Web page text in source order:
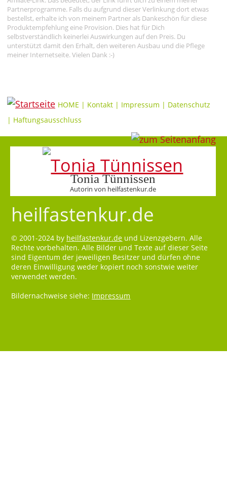
Partnerprogramme. Falls du aufgrund dieser Verlinkung dort etwas
bestellst, erhalte ich von meinem Partner als Dankeschön für diese
Produktempfehlung eine Provision. Dies hat für Dich
selbstverständlich keinerlei Auswirkungen auf den Preis. Du
unterstützt damit den Erhalt, den weiteren Ausbau und die Pflege
meiner Internetseite. Vielen Dank :-)
HOME | Kontakt | Impressum | Datenschutz
| Haftungsausschluss
Tonia Tünnissen
Autorin von heilfastenkur.de
heilfastenkur.de
© 2001-2024 by heilfastenkur.de und Lizenzgebern. Alle
Rechte vorbehalten. Alle Bilder und Texte auf dieser Seite
sind Eigentum der jeweiligen Besitzer und dürfen ohne
deren Einwilligung weder kopiert noch sonstwie weiter
verwendet werden.
Bildernachweise siehe: Impressum